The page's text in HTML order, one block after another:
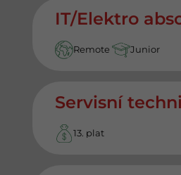
IT/Elektro
Remote Junior
Servisní
13. plat